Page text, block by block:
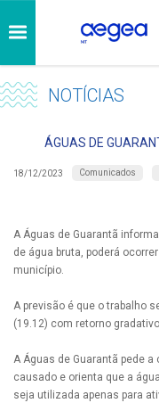
NOTÍCIAS
ÁGUAS DE
18/12/2023 Comunicados
A Águas de Guarantã
de água bruta, poderá
município.
A previsão é que o trabalho
(19.12) com retorno
A Águas de Guarantã pede
causado e orienta que a
seja utilizada apenas para